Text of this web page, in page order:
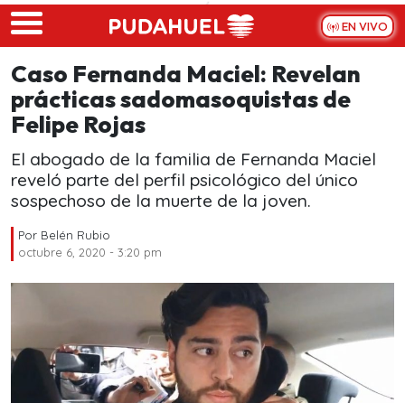
Skip to main content
EN VIVO
Caso Fernanda Maciel: Revelan
prácticas sadomasoquistas de
Felipe Rojas
El abogado de la familia de Fernanda Maciel
reveló parte del perfil psicológico del único
sospechoso de la muerte de la joven.
Por Belén Rubio
octubre 6, 2020 - 3:20 pm